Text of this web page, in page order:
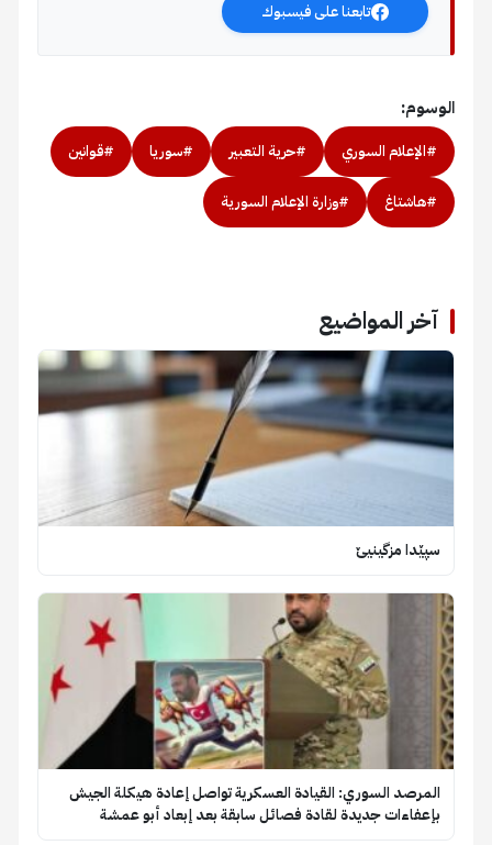
تابعنا على فيسبوك
الوسوم:
#الإعلام السوري #حرية التعبير #سوريا #قوانين
#هاشتاغ #وزارة الإعلام السورية
آخر المواضيع
سپێدا مزگینیێ
المرصد السوري: القيادة العسكرية تواصل إعادة هيكلة الجيش
بإعفاءات جديدة لقادة فصائل سابقة بعد إبعاد أبو عمشة